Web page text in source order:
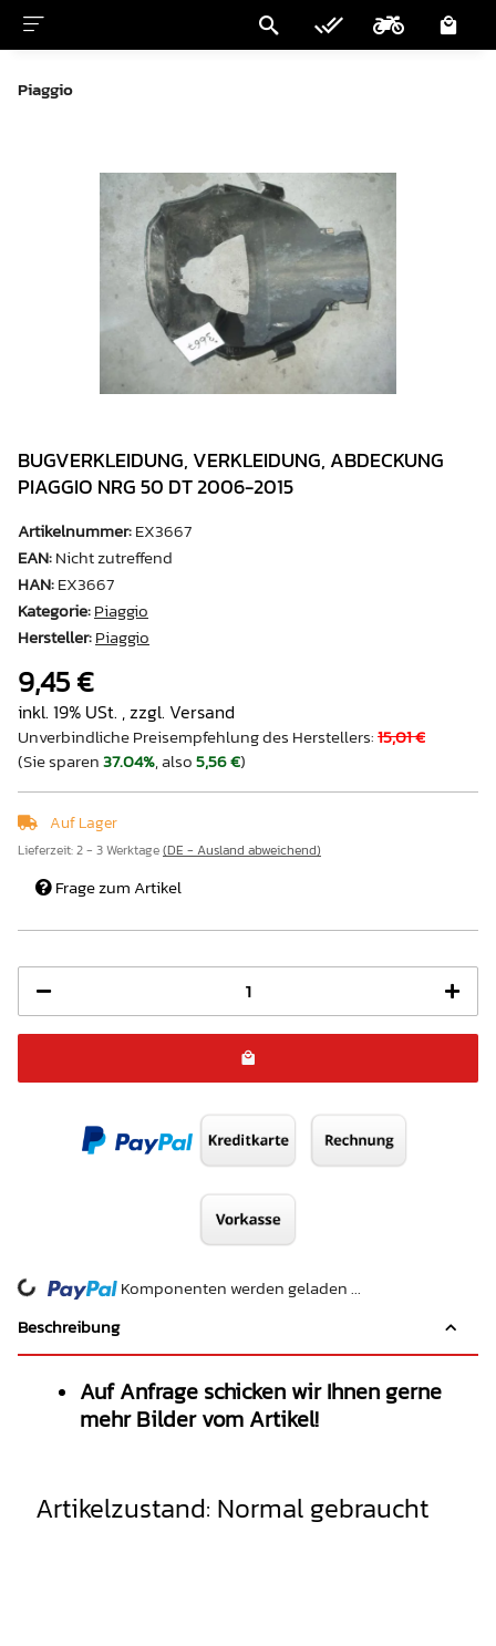
Piaggio
BUGVERKLEIDUNG, VERKLEIDUNG, ABDECKUNG
PIAGGIO NRG 50 DT 2006-2015
Artikelnummer:EX3667
EAN:Nicht zutreffend
HAN:EX3667
Kategorie:Piaggio
Hersteller:Piaggio
9,45 €
inkl. 19% USt. , zzgl. Versand
Unverbindliche Preisempfehlung des Herstellers:15,01 €
(Sie sparen37.04%, also5,56 €)
Auf Lager
Lieferzeit:2 - 3 Werktage(DE - Ausland abweichend)
Frage zum Artikel
Loading...
Komponenten werden geladen ...
Beschreibung
Auf Anfrage schicken wir Ihnen gerne
mehr Bilder vom Artikel!
Artikelzustand: Normal gebraucht